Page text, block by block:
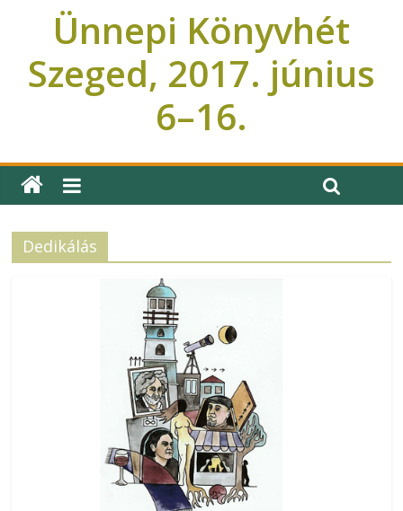
Ünnepi Könyvhét
Szeged, 2017. június
6–16.
Dedikálás